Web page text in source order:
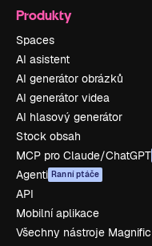
Produkty
Spaces
AI asistent
AI generátor obrázků
AI generátor videa
AI hlasový generátor
Stock obsah
MCP pro Claude/ChatGPT
Agenti Ranní ptáče
API
Mobilní aplikace
Všechny nástroje Magnific